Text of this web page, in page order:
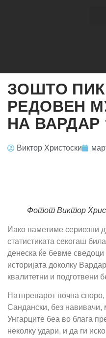
ЗОШТО
РЕДОВЕН
НА ВАРДАР
Виктор Христоски
Фотот Виктор
Иако паметиме сериозни
статистиката секогаш
денеска ќе бевме
историјата доколку
квалитетни и подготвени
Натпреварот почна
Сандански, без навивачи,
Унгарците беа во блага
неколку удари, и да ги